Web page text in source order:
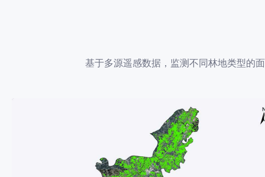
基于多源遥感数据，监测不同林地类型的